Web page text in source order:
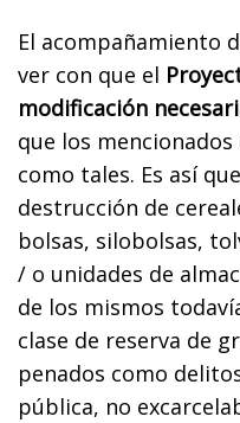
El acompañamiento
ver con que el
modificación
que los
como tales. Es así
destrucción de
bolsas, silobolsas,
/ o unidades de
de los mismos
clase de reserva de
penados como
pública, no